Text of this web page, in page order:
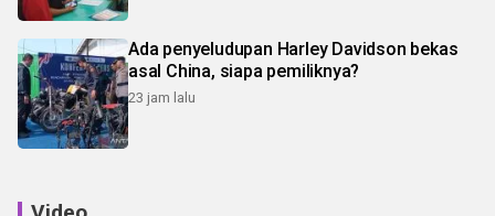
Ada penyeludupan Harley Davidson bekas
asal China, siapa pemiliknya?
23 jam lalu